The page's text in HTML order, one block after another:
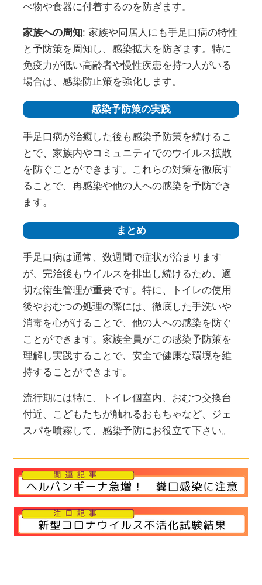
べ物や食器に付着するのを防ぎます。
家族への周知: 家族や同居人にも手足口病の特性
と予防策を周知し、感染拡大を防ぎます。特に
免疫力が低い高齢者や慢性疾患を持つ人がいる
場合は、感染防止策を強化します。
感染予防策の実践
手足口病が治癒した後も感染予防策を続けるこ
とで、家族内やコミュニティでのウイルス拡散
を防ぐことができます。これらの対策を徹底す
ることで、再感染や他の人への感染を予防でき
ます。
まとめ
手足口病は通常、数週間で症状が治まります
が、完治後もウイルスを排出し続けるため、適
切な衛生管理が重要です。特に、トイレの使用
後やおむつの処理の際には、徹底した手洗いや
消毒を心がけることで、他の人への感染を防ぐ
ことができます。家族全員がこの感染予防策を
理解し実践することで、安全で健康な環境を維
持することができます。
流行期には特に、トイレ個室内、おむつ交換台
付近、こどもたちが触れるおもちゃなど、ジェ
スパを噴霧して、感染予防にお役立て下さい。